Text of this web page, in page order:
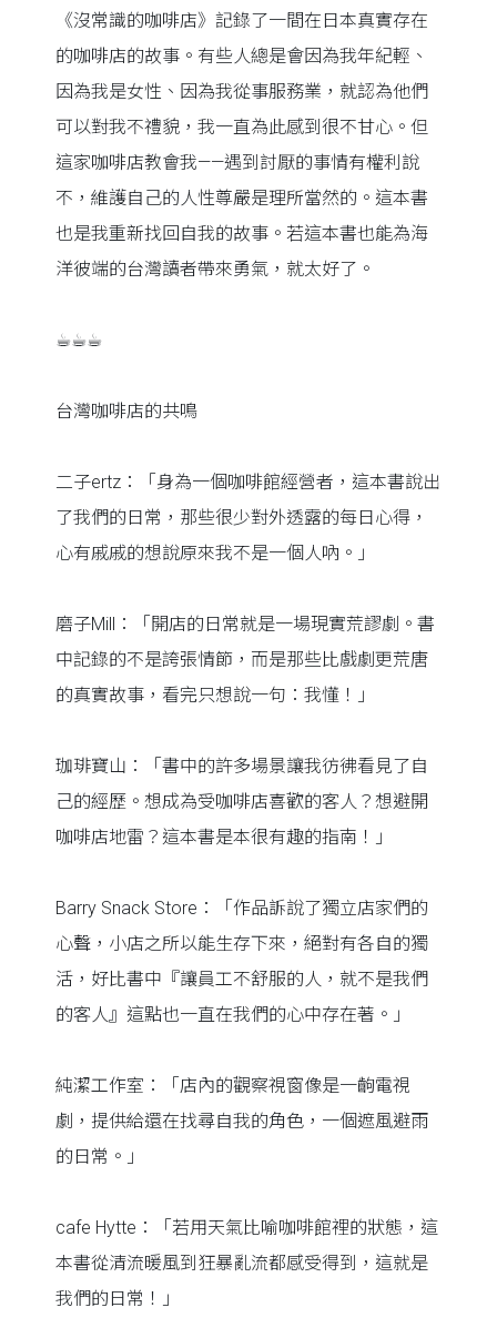
《沒常識的咖啡店》記錄了一間在日本真實存在
的咖啡店的故事。有些人總是會因為我年紀輕、
因為我是女性、因為我從事服務業，就認為他們
可以對我不禮貌，我一直為此感到很不甘心。但
這家咖啡店教會我——遇到討厭的事情有權利說
不，維護自己的人性尊嚴是理所當然的。這本書
也是我重新找回自我的故事。若這本書也能為海
洋彼端的台灣讀者帶來勇氣，就太好了。
☕︎☕︎☕︎
台灣咖啡店的共鳴
二子ertz：「身為一個咖啡館經營者，這本書說出
了我們的日常，那些很少對外透露的每日心得，
心有戚戚的想說原來我不是一個人吶。」
磨子Mill：「開店的日常就是一場現實荒謬劇。書
中記錄的不是誇張情節，而是那些比戲劇更荒唐
的真實故事，看完只想說一句：我懂！」
珈琲寶山：「書中的許多場景讓我彷彿看見了自
己的經歷。想成為受咖啡店喜歡的客人？想避開
咖啡店地雷？這本書是本很有趣的指南！」
Barry Snack Store：「作品訴說了獨立店家們的
心聲，小店之所以能生存下來，絕對有各自的獨
活，好比書中『讓員工不舒服的人，就不是我們
的客人』這點也一直在我們的心中存在著。」
純潔工作室：「店內的觀察視窗像是一齣電視
劇，提供給還在找尋自我的角色，一個遮風避雨
的日常。」
cafe Hytte：「若用天氣比喻咖啡館裡的狀態，這
本書從清流暖風到狂暴亂流都感受得到，這就是
我們的日常！」